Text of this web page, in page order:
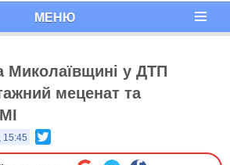
МЕНЮ
Миколаївщині у ДТП
меценат та
15:45